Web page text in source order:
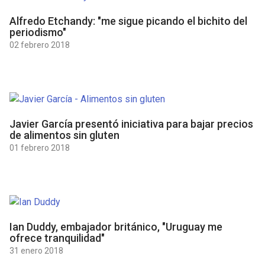
Alfredo Etchandy: "me sigue picando el bichito del
periodismo"
02 febrero 2018
Javier García presentó iniciativa para bajar precios
de alimentos sin gluten
01 febrero 2018
Ian Duddy, embajador británico, "Uruguay me
ofrece tranquilidad"
31 enero 2018